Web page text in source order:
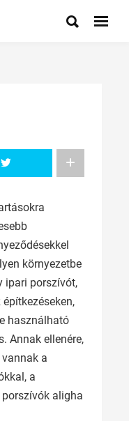
környezetbe
ipari porszívót,
használható
Annak ellenére,
a
a
aligha